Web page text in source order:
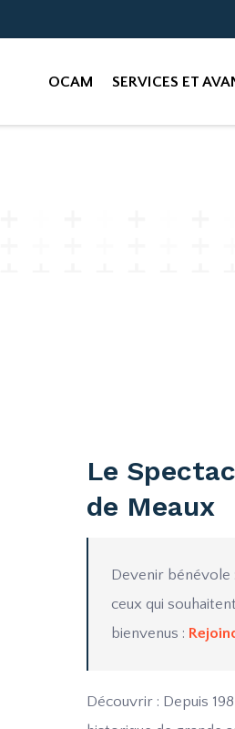
OCAM SERVICES ET
Le
de Meaux
Devenir bénévole
ceux qui
bienvenus :
Découvrir : Depuis